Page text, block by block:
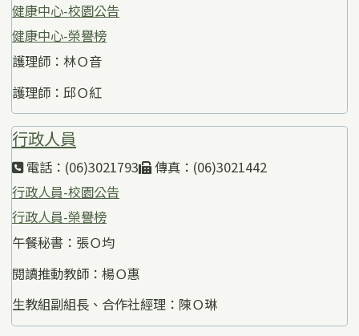
健康中心-校園公告
健康中心-榮譽榜
護理師：林Ｏ音
護理師：邱Ｏ紅
行政人員
電話：(06)3021793
傳真：(06)3021442
行政人員-校園公告
行政人員-榮譽榜
午餐秘書：張Ｏ均
閱讀推動教師：楊Ｏ惠
生教組副組長、合作社經理：陳Ｏ琳